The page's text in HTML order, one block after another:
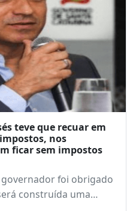
teve que recuar em
nos
ficar sem impostos
foi obrigado
construída uma…